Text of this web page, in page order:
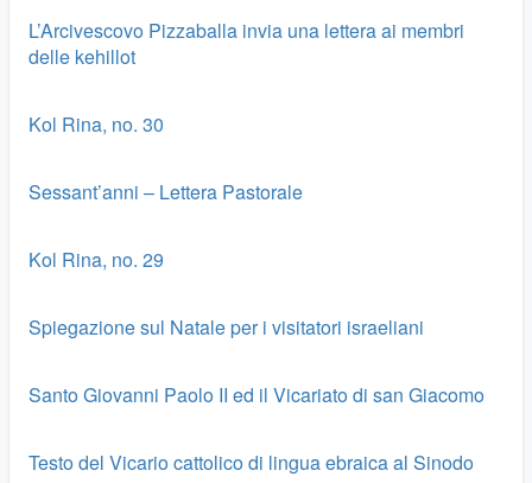
L’Arcivescovo Pizzaballa invia una lettera ai membri
delle kehillot
Kol Rina, no. 30
Sessant’anni – Lettera Pastorale
Kol Rina, no. 29
Spiegazione sul Natale per i visitatori israeliani
Santo Giovanni Paolo II ed il Vicariato di san Giacomo
Testo del Vicario cattolico di lingua ebraica al Sinodo